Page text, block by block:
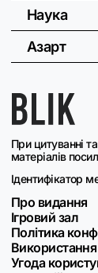
При цитуванні
матеріалів
Ідентифікатор
Про видання
Ігровий зал
Політика
Угода
Наука
Азарт